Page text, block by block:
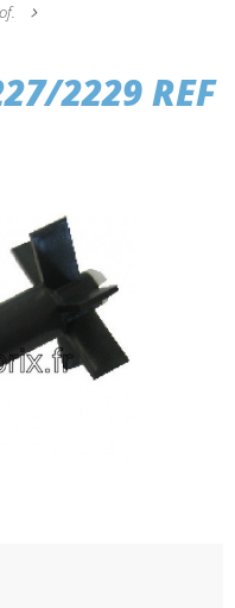
2229 REF